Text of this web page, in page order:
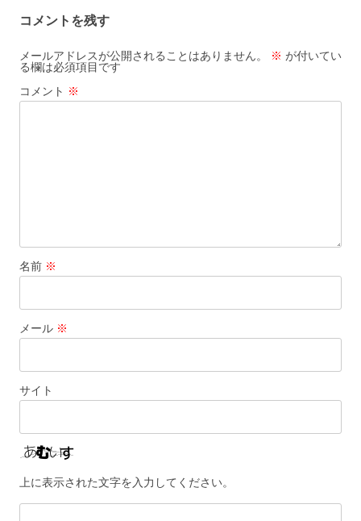
ゲ
ー
シ
ョ
コメントを残す
メールアドレスが公開されることはありません。 ※ が付いてい
る欄は必須項目です
コメント ※
名前 ※
メール ※
サイト
上に表示された文字を入力してください。